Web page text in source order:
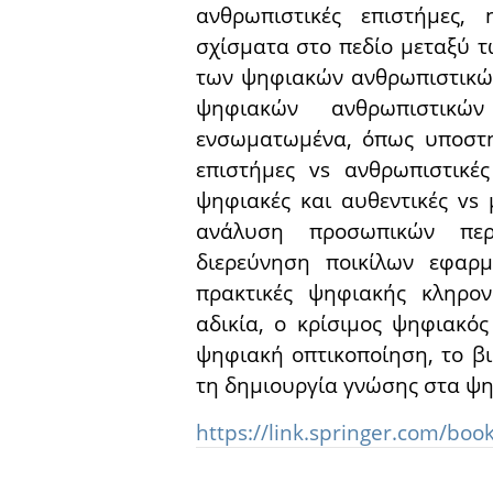
ανθρωπιστικές
σχίσματα στο πεδίο μεταξύ
των ψηφιακών
ψηφιακών
ενσωματωμένα, όπως
επιστήμες vs
ψηφιακές και αυθεντικές
ανάλυση προσωπικών
διερεύνηση ποικίλων
πρακτικές ψηφιακής
αδικία, ο κρίσιµος
ψηφιακή οπτικοποίηση, το
τη δηµιουργία γνώσης στα
https://link.springer.com/